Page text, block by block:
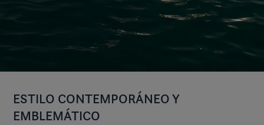
ESTILO CONTEMPORÁNEO Y
EMBLEMÁTICO